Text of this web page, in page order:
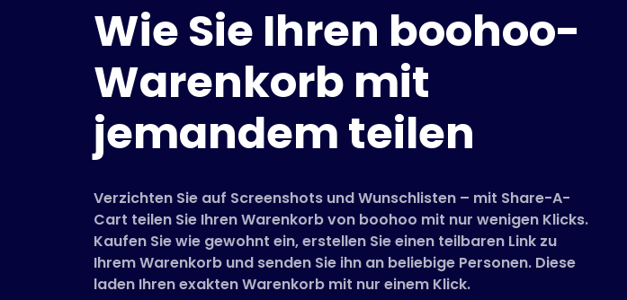
Wie Sie Ihren boohoo-
Warenkorb mit
jemandem teilen
Verzichten Sie auf Screenshots und Wunschlisten – mit Share-A-
Cart teilen Sie Ihren Warenkorb von boohoo mit nur wenigen Klicks.
Kaufen Sie wie gewohnt ein, erstellen Sie einen teilbaren Link zu
Ihrem Warenkorb und senden Sie ihn an beliebige Personen. Diese
laden Ihren exakten Warenkorb mit nur einem Klick.